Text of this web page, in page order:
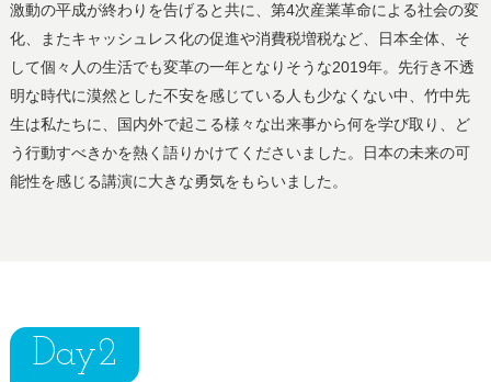
激動の平成が終わりを告げると共に、第4次産業革命による社会の変
化、またキャッシュレス化の促進や消費税増税など、日本全体、そ
して個々人の生活でも変革の一年となりそうな2019年。先行き不透
明な時代に漠然とした不安を感じている人も少なくない中、竹中先
生は私たちに、国内外で起こる様々な出来事から何を学び取り、ど
う行動すべきかを熱く語りかけてくださいました。日本の未来の可
能性を感じる講演に大きな勇気をもらいました。
Day2